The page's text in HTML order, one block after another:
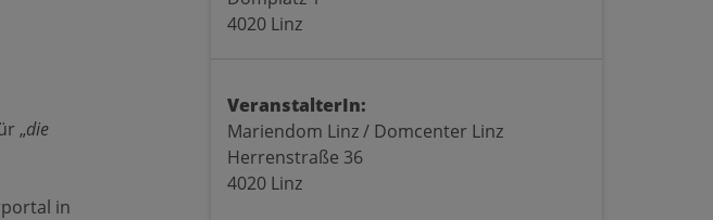
„die
in
4020 Linz
VeranstalterIn:
Mariendom Linz / Domcenter Linz
Herrenstraße 36
4020 Linz